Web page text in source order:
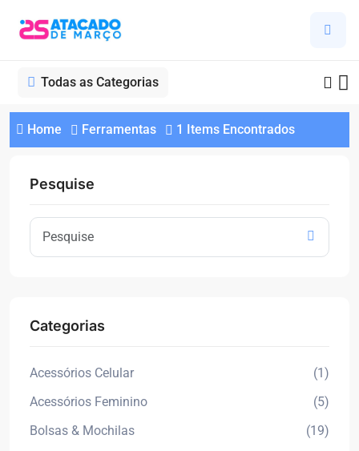
Todas as Categorias
Home Ferramentas 1 Items Encontrados
Pesquise
Categorias
Acessórios Celular
(1)
Acessórios Feminino
(5)
Bolsas & Mochilas
(19)